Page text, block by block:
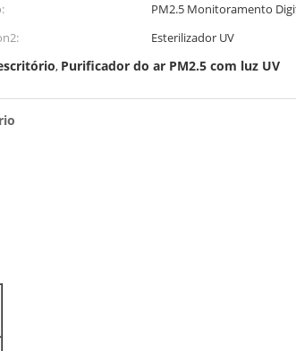
PM2.5 Monitoramento
Esterilizador UV
, Purificador do ar PM2.5 com luz UV